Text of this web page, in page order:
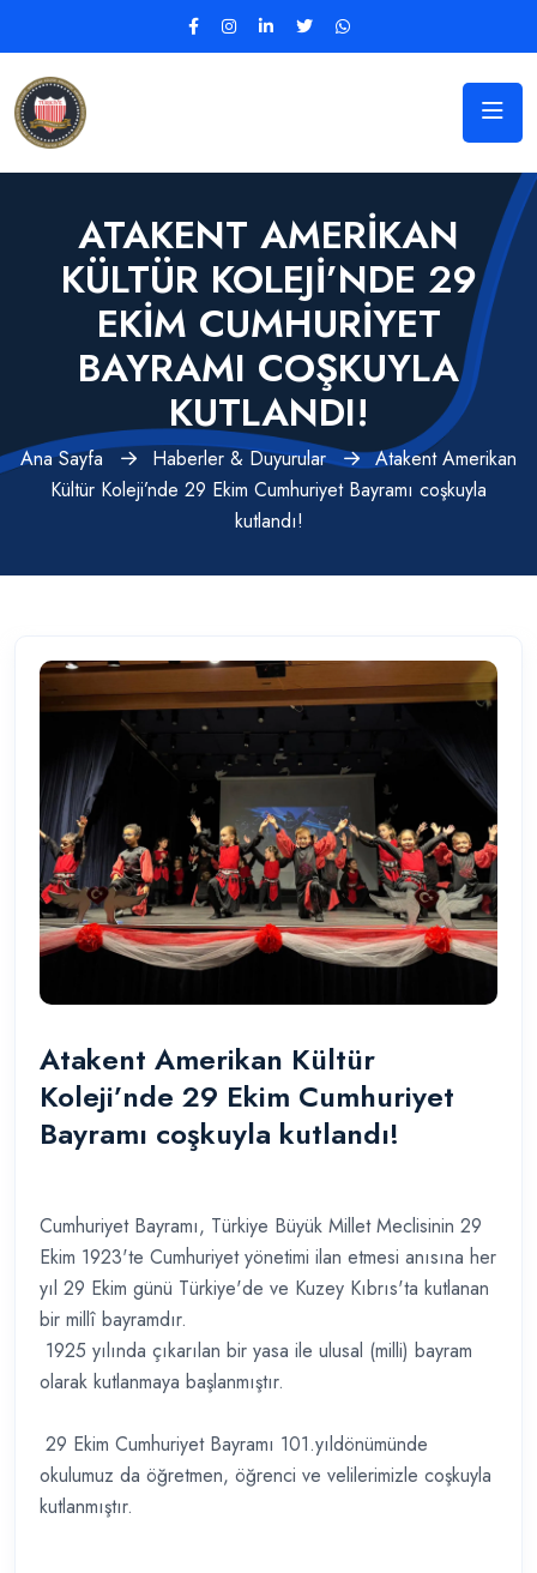
ATAKENT AMERIKAN
KÜLTÜR KOLEJI’NDE 29
EKIM CUMHURIYET
BAYRAMI COŞKUYLA
KUTLANDI!
Ana Sayfa Haberler & Duyurular
Atakent Amerikan
Kültür Koleji’nde 29 Ekim Cumhuriyet Bayramı coşkuyla
kutlandı!
Atakent Amerikan Kültür
Koleji’nde 29 Ekim Cumhuriyet
Bayramı coşkuyla kutlandı!
Cumhuriyet Bayramı, Türkiye Büyük Millet Meclisinin 29
Ekim 1923'te Cumhuriyet yönetimi ilan etmesi anısına her
yıl 29 Ekim günü Türkiye'de ve Kuzey Kıbrıs'ta kutlanan
bir millî bayramdır.
1925 yılında çıkarılan bir yasa ile ulusal (milli) bayram
olarak kutlanmaya başlanmıştır.
29 Ekim Cumhuriyet Bayramı 101.yıldönümünde
okulumuz da öğretmen, öğrenci ve velilerimizle coşkuyla
kutlanmıştır.